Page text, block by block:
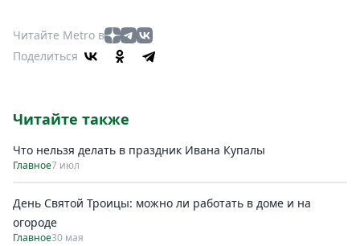
Читайте Metro в
Поделиться
Читайте также
Что нельзя делать в праздник Ивана Купалы
Главное7 июл
День Святой Троицы: можно ли работать в доме и на
огороде
Главное30 мая